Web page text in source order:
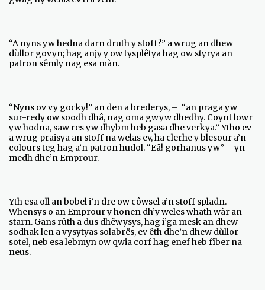
“A nyns yw hedna darn druth y stoff?” a wrug an dhew
dùllor govyn; hag anjy y ow tysplêtya hag ow styrya an
patron sêmly nag esa màn.
“Nyns ov vy gocky!” an den a brederys, – “an praga yw
sur-redy ow soodh dhâ, nag oma gwyw dhedhy. Coynt lowr
yw hodna, saw res yw dhybm heb gasa dhe verkya.” Ytho ev
a wrug praisya an stoff na welas ev, ha clerhe y blesour a’n
colours teg hag a’n patron hudol. “Eâ! gorhanus yw” – yn
medh dhe’n Emprour.
Yth esa oll an bobel i’n dre ow côwsel a’n stoff spladn.
Whensys o an Emprour y honen dh’y weles whath wàr an
starn. Gans rûth a dus dhêwysys, hag i’ga mesk an dhew
sodhak len a vysytyas solabrës, ev êth dhe’n dhew dùllor
sotel, neb esa lebmyn ow qwia corf hag enef heb fîber na
neus.